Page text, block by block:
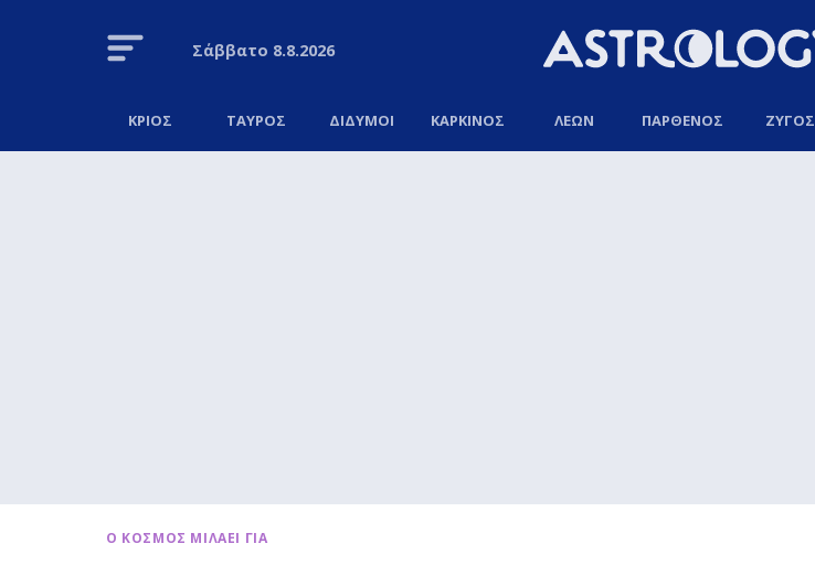
Σάββατο 8.8.2026
ΚΡΙΟΣ ΤΑΥΡΟΣ ΔΙΔΥΜΟΙ ΚΑΡΚΙΝΟΣ ΛΕΩΝ ΠΑΡΘΕΝΟΣ ΖΥΓΟΣ
Ο ΚΟΣΜΟΣ ΜΙΛΑΕΙ ΓΙΑ